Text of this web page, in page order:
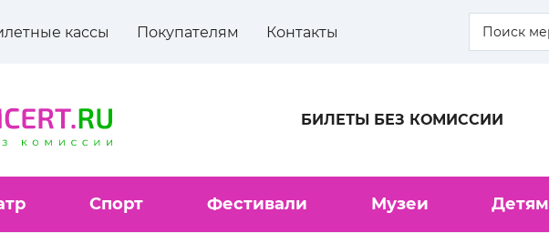
кассы Покупателям Контакты
БИЛЕТЫ БЕЗ КОМИССИИ
Спорт Фестивали Музеи Детям